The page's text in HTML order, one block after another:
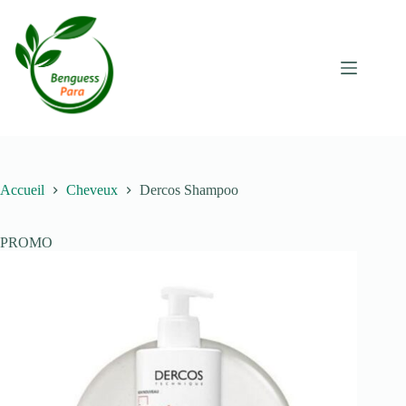
contenu
Accueil Cheveux Dercos Shampoo
PROMO